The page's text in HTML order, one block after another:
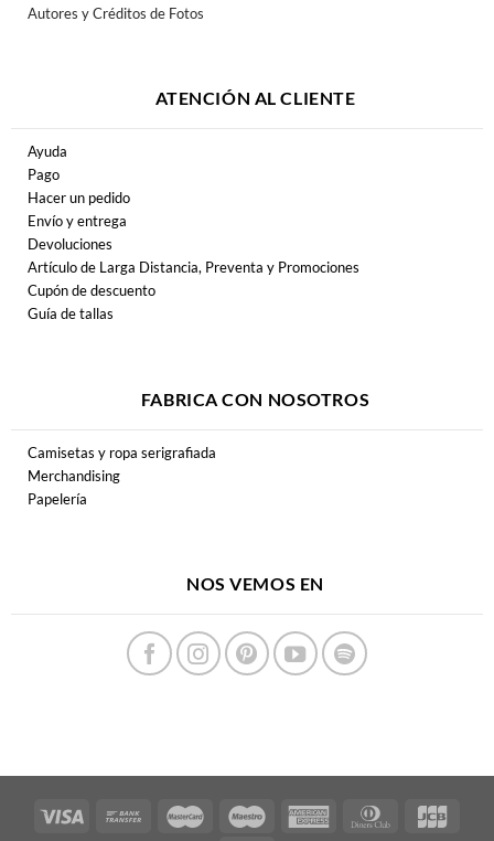
Autores y Créditos de Fotos
ATENCIÓN AL CLIENTE
Ayuda
Pago
Hacer un pedido
Envío y entrega
Devoluciones
Artículo de Larga Distancia, Preventa y Promociones
Cupón de descuento
Guía de tallas
FABRICA CON NOSOTROS
Camisetas y ropa serigrafiada
Merchandising
Papelería
NOS VEMOS EN